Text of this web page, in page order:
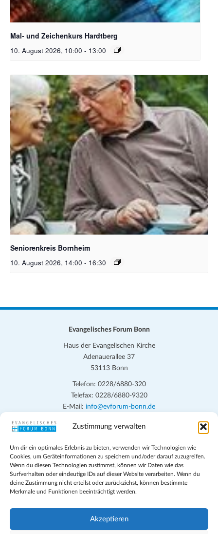
Zustimmung verwalten
Um dir ein optimales Erlebnis zu bieten, verwenden wir Technologien wie
Cookies, um Geräteinformationen zu speichern und/oder darauf zuzugreifen.
Wenn du diesen Technologien zustimmst, können wir Daten wie das
Surfverhalten oder eindeutige IDs auf dieser Website verarbeiten. Wenn du
deine Zustimmung nicht erteilst oder zurückziehst, können bestimmte
Merkmale und Funktionen beeinträchtigt werden.
Akzeptieren
Unsplash_RhondaK Native Florida Folk Artist
Mal- und Zeichenkurs Hardtberg
10. August 2026, 10:00 - 13:00
Bildquelle Pixabay Free
Seniorenkreis Bornheim
10. August 2026, 14:00 - 16:30
Evangelisches Forum Bonn
Haus der Evangelischen Kirche
Adenauerallee 37
53113 Bonn
Telefon: 0228/6880-320
Telefax: 0228/6880-9320
E-Mail: info@evforum-bonn.de
Das Evangelische Forum Bonn will in seinen zentralen
persönlichen, beruflichen, kirchlichen und öffentlichen Lebens
eingehen, zu offener Begegnung und ehrlicher Auseinandersetzung
anregen und mithelfen, aus der Verheißung des Evangeliums heraus
im individuellen und gesellschaftlichen Leben verantwortlich zu
denken, zu reden und zu handeln.
Impressum